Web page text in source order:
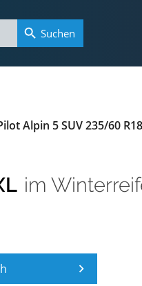
Alpin 5 SUV 235/60
im
Suchen